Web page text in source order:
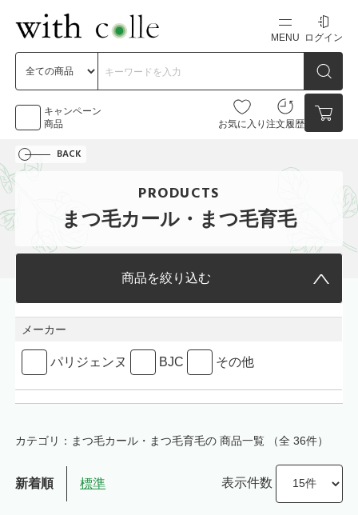
MENU
新規会員登録
ログイン
キャンペーン
商品
お気に入り 注文履歴
0点
BACK
PRODUCTS
まつ毛カール・まつ毛育毛
商品を絞り込む
メーカー
パリジェンヌ BJC その他
カテゴリ：まつ毛カール・まつ毛育毛の 商品一覧 （全 36件）
新着順 標準 表示件数